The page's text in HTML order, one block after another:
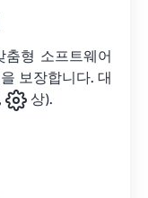
형 소프트웨어
보장합니다. 대
상).